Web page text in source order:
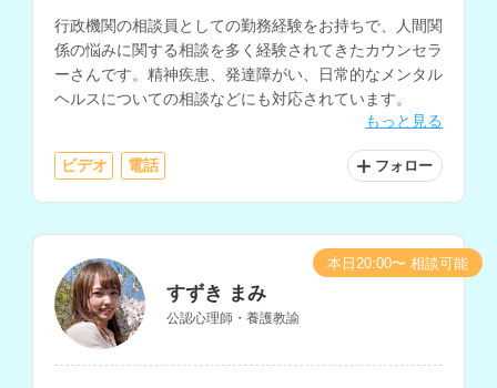
行政機関の相談員としての勤務経験をお持ちで、人間関
係の悩みに関する相談を多く経験されてきたカウンセラ
ーさんです。精神疾患、発達障がい、日常的なメンタル
ヘルスについての相談などにも対応されています。
もっと見る
ビデオ 電話 フォロー
すずき まみ
公認心理師・養護教諭
本日20:00〜 相談可能